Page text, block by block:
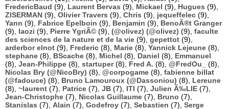
FredericBaud (9), Laurent Bervas (9), Mickael (9), Hugues (9),
ZISERMAN (9), Olivier Travers (9), Chris (9), jequeffelec (9),
Yann (9), Fabrice Epelboin (9), Benjamin (9), BenoÃ®t Granger
(9), laozi (9), Pierre YgriÃ© (9), (@olivez) (@olivez) (9), faculte
des sciences de la nature et de la vie (9), gepettot (9),
arderbor elnot (9), Frederic (8), Marie (8), Yannick Lejeune (8),
stephane (8), BScache (8), Michel (8), Daniel (8), Emmanuel
(8), Jean-Philippe (8), startuper(8), Fred A. (8), @FredOu_
(8),
Nicolas Bry (@NicoBry) (8), @corpogame (8), fabienne billat
(@fadouce) (8), Bruno Lamouroux (@Dassoniou) (8), Lereune
(8), ~laurent (7), Patrice (7), JB (7), ITI (7), Julien Ã‰LIE (7),
Jean-Christophe (7), Nicolas Guillaume (7), Bruno (7),
Stanislas (7), Alain (7), Godefroy (7), Sebastien (7), Serge